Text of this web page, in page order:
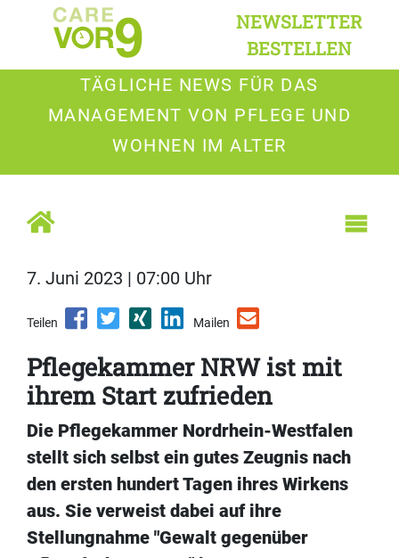
NEWSLETTER
BESTELLEN
TÄGLICHE NEWS FÜR DAS
MANAGEMENT VON PFLEGE UND
WOHNEN IM ALTER
7. Juni 2023 | 07:00 Uhr
Teilen Mailen
Pflegekammer NRW ist mit
ihrem Start zufrieden
Die Pflegekammer Nordrhein-Westfalen
stellt sich selbst ein gutes Zeugnis nach
den ersten hundert Tagen ihres Wirkens
aus. Sie verweist dabei auf ihre
Stellungnahme "Gewalt gegenüber